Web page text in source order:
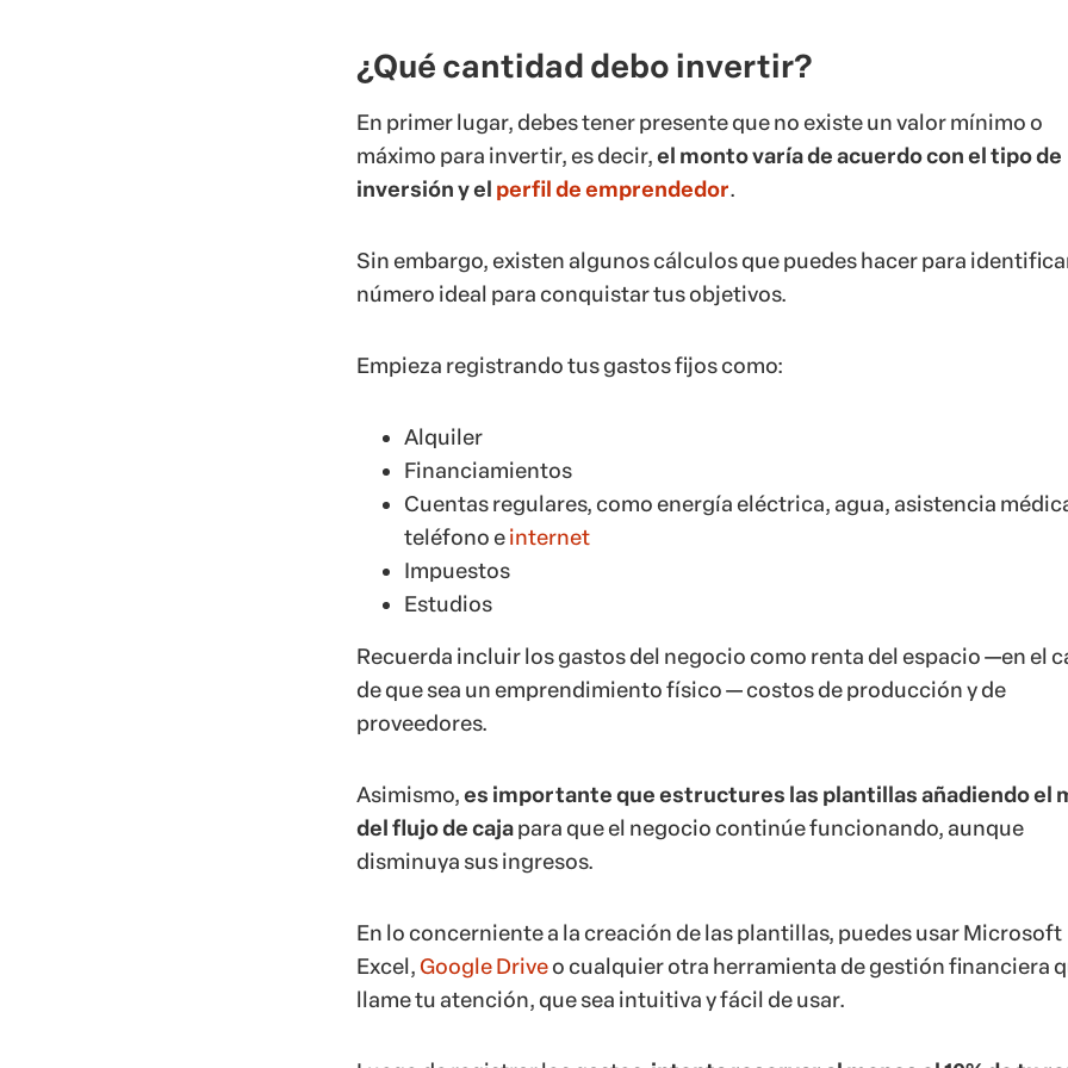
¿Qué cantidad debo invertir?
En primer lugar, debes tener presente que no existe un valor mínimo o
máximo para invertir, es decir,el monto varía de acuerdo con el tipo de
inversión y el perfil de emprendedor.
Sin embargo, existen algunos cálculos que puedes hacer para
número ideal para conquistar tus objetivos.
Empieza registrando tus gastos fijos como:
Alquiler
Financiamientos
Cuentas regulares, como energía eléctrica, agua, asistencia
teléfono einternet
Impuestos
Estudios
Recuerda incluir los gastos del negocio como renta del espacio —en el
de que sea un emprendimiento físico — costos de producción y de
proveedores.
Asimismo,es importante que estructures las plantillas añadiendo el
del flujo de cajapara que el negocio continúe funcionando, aunque
disminuya sus ingresos.
En lo concerniente a la creación de las plantillas, puedes usar Microsoft
Excel,Google Driveo cualquier otra herramienta de gestión financiera
llame tu atención, que sea intuitiva y fácil de usar.